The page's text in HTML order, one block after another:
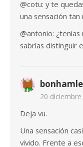
@cotu: y te
una sensación
@antonio: ¿tenías
sabrías distinguir
20
Deja vu.
Una sensación
vivido. Frente a